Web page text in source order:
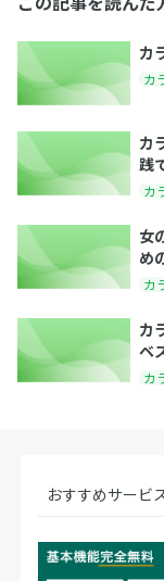
カ
カ
カ
践
カ
女
め
カ
カ
ベ
カ
おすすめサービ